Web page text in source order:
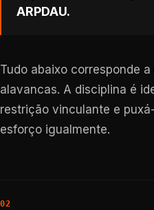
ARPDAU.
Tudo abaixo corresponde
alavancas. A disciplina é
restrição vinculante e
esforço igualmente.